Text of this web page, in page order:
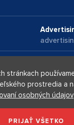
Supermakléřky.cz
stránkach
prostredia a
osobných údajov
PRIJAŤ VŠETKO